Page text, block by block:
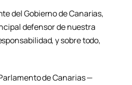
del Gobierno de Canarias,
defensor de nuestra
y sobre todo,
de Canarias —